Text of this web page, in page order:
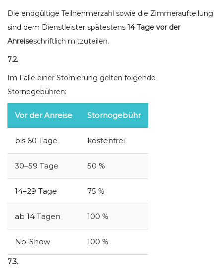
Die endgültige Teilnehmerzahl sowie die Zimmeraufteilung
sind dem Dienstleister spätestens 14 Tage vor der
Anreiseschriftlich mitzuteilen.
7.2.
Im Falle einer Stornierung gelten folgende
Stornogebühren:
Vor der Anreise Stornogebühr
bis 60 Tage kostenfrei
30–59 Tage 50 %
14–29 Tage 75 %
ab 14 Tagen 100 %
No-Show 100 %
7.3.